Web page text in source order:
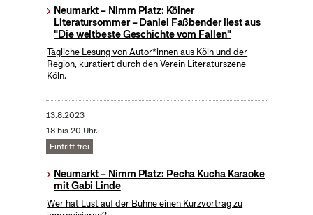
Neumarkt – Nimm Platz: Kölner
Literatursommer – Daniel Faßbender liest aus
"Die weltbeste Geschichte vom Fallen"
Tägliche Lesung von Autor*innen aus Köln und der
Region, kuratiert durch den Verein Literaturszene
Köln.
13.8.2023
18 bis 20 Uhr.
Eintritt frei
Neumarkt – Nimm Platz: Pecha Kucha Karaoke
mit Gabi Linde
Wer hat Lust auf der Bühne einen Kurzvortrag zu